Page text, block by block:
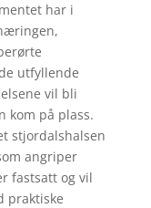
har i
utfyllende
vil bli
kom på plass.
stjordalshalsen
angriper
fastsatt og vil
praktiske